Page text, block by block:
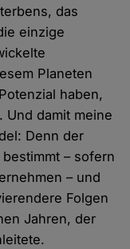
das
einzige
Planeten
haben,
Und damit meine
Denn der
– sofern
– und
Folgen
Jahren, der